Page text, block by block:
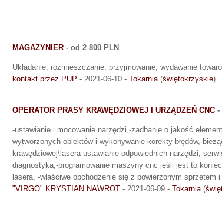
MAGAZYNIER - od 2 800 PLN
Układanie, rozmieszczanie, przyjmowanie, wydawanie
kontakt przez PUP - 2021-06-10 - Tokarnia(świętokrzyskie)
OPERATOR PRASY KRAWĘDZIOWEJ I URZĄDZEŃ CNC -
-ustawianie i mocowanie narzędzi,-zadbanie o jakość
wytworzonych obiektów i wykonywanie korekty błędów,-
krawędziowej\lasera ustawianie odpowiednich narzędzi,-
diagnostyka,-programowanie maszyny cnc jeśli jest to
lasera, -właściwe obchodzenie się z powierzonym sprzętem
"VIRGO" KRYSTIAN NAWROT - 2021-06-09 - Tokarnia(